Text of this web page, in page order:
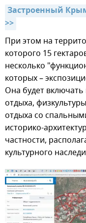
Застроенный
>>
При этом на
которого 15
несколько
которых –
Она будет включать
отдыха,
отдыха со
историко-
частности,
культурного